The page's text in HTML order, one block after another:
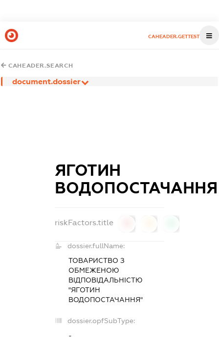
CAHEADER.GETTEST
CAHEADER.SEARCH
document.dossier
ЯГОТИН
ВОДОПОСТАЧАННЯ
riskFactors.title
dossier.fullName:
ТОВАРИСТВО З
ОБМЕЖЕНОЮ
ВІДПОВІДАЛЬНІСТЮ
"ЯГОТИН
ВОДОПОСТАЧАННЯ"
dossier.opfSubType:
-